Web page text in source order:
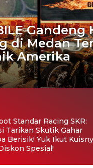
di Medan
Amerika
Standar Racing SKR:
Tarikan Skutik Gahar
Berisik! Yuk Ikut
Spesial!